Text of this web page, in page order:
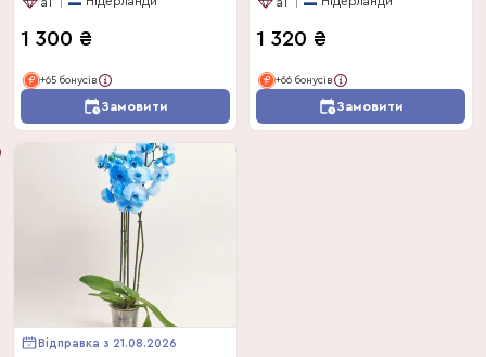
1 300 ₴
+65 бонусів
Замовити
1 320 ₴
+66 бонусів
Замовити
Відправка з 21.08.2026